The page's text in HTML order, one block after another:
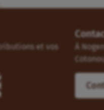
et vos
À